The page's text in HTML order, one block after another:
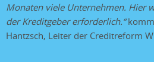
Monaten viele Unternehmen. Hier
der Kreditgeber erforderlich.“
Hantzsch, Leiter der Creditreform